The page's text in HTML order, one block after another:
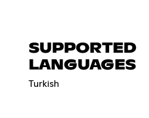
SUPPORTED
LANGUAGES
Turkish